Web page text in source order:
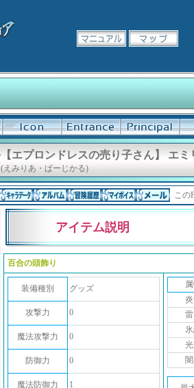
【エプロンドレスの売り子さん】 エ
(えみりあ・ぱーじかる)
この
アイテム説明
百合の頭飾り
装備種別 グッズ
攻撃力 0
魔法攻撃力 0
防御力 0
魔法防御力 1